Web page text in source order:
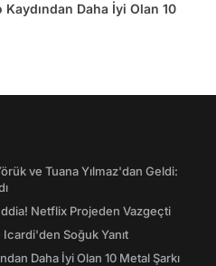
Daha İyi Olan 10
ve Tuana Yılmaz'dan Geldi:
Netflix Projeden Vazgeçti
Soğuk Yanıt
Daha İyi Olan 10 Metal Şarkı